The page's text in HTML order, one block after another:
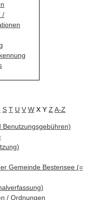
/
S T U V W X Y Z A-Z
Benutzungsgebühren)
Gemeinde Bestensee (=
/ Ordnungen